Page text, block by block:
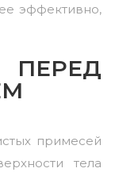
эффективно,
примесей
тела